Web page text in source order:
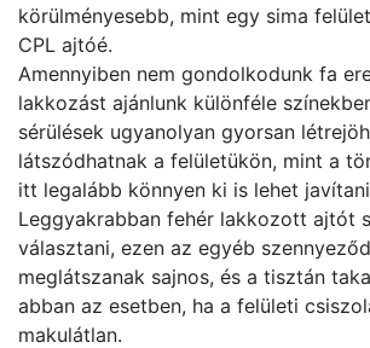
körülményesebb, mint egy sima
CPL ajtóé.
Amennyiben nem gondolkodunk fa
lakkozást ajánlunk különféle
sérülések ugyanolyan gyorsan
látszódhatnak a felületükön, mint a
itt legalább könnyen ki is lehet
Leggyakrabban fehér lakkozott ajtót
választani, ezen az egyéb
meglátszanak sajnos, és a tisztán
abban az esetben, ha a felületi
makulátlan.